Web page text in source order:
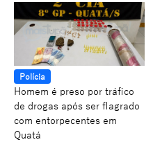
Polícia
Homem é preso por tráfico
de drogas após ser flagrado
com entorpecentes em
Quatá